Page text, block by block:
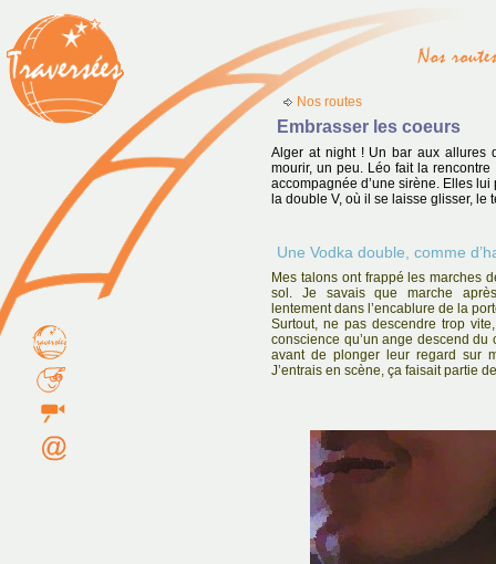
Nos routes
Embrasser les coeurs
Alger at night ! Un bar aux allures
mourir, un peu. Léo fait la
accompagnée d’une sirène. Elles
la double V, où il se laisse glisser, le
Une Vodka double, comme
Mes talons ont frappé les marches
sol. Je savais que marche
lentement dans l’encablure de la
Surtout, ne pas descendre trop
conscience qu’un ange descend du
avant de plonger leur regard sur
J’entrais en scène, ça faisait partie